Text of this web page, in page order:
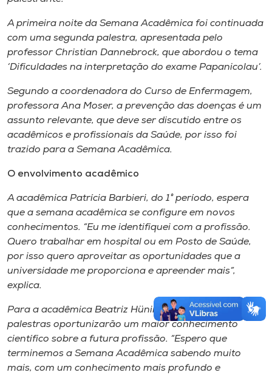
A primeira noite da Semana Acadêmica foi continuada
com uma segunda palestra, apresentada pelo
professor Christian Dannebrock, que abordou o tema
‘Dificuldades na interpretação do exame Papanicolau’.
Segundo a coordenadora do Curso de Enfermagem,
professora Ana Moser, a prevenção das doenças é um
assunto relevante, que deve ser discutido entre os
acadêmicos e profissionais da Saúde, por isso foi
trazido para a Semana Acadêmica.
O envolvimento acadêmico
A acadêmica Patrícia Barbieri, do 1° período, espera
que a semana acadêmica se configure em novos
conhecimentos. “Eu me identifiquei com a profissão.
Quero trabalhar em hospital ou em Posto de Saúde,
por isso quero aproveitar as oportunidades que a
universidade me proporciona e apreender mais”,
explica.
Para a acadêmica Beatriz Hüning, do 3° período, essas
palestras oportunizarão um maior conhecimento
científico sobre a futura profissão. “Espero que
terminemos a Semana Acadêmica sabendo muito
mais, com um conhecimento mais profundo e